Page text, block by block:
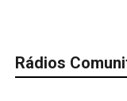
Rádios